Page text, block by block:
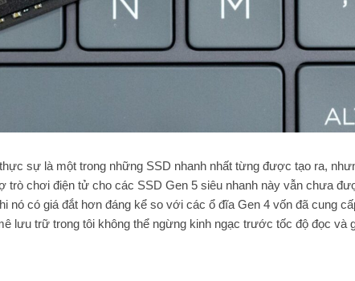
sự là một trong những SSD nhanh nhất từng được tạo ra,
trò chơi điện tử cho các SSD Gen 5 siêu nhanh này vẫn chưa
nó có giá đắt hơn đáng kể so với các ổ đĩa Gen 4 vốn đã cung
lưu trữ trong tôi không thể ngừng kinh ngạc trước tốc độ đọc và